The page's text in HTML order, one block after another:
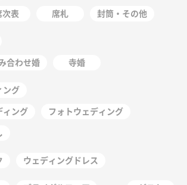
次表 席札 封筒・その他
合わせ婚 寺婚
ング
ィング フォトウェディング
ウェディングドレス